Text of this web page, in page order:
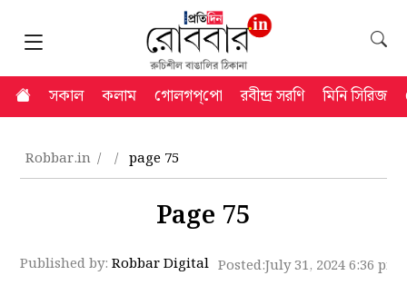
সকাল কলাম গোলগপ্‌পো রবীন্দ্র সরণি মিনি সিরিজ
Robbar.in page 75
Page 75
Published by:Robbar Digital Posted:July 31, 2024 6:36 pm